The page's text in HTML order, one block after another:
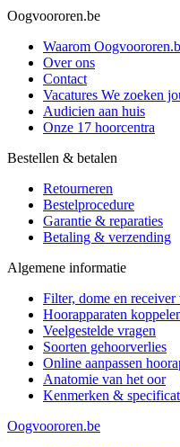
Oogvoororen.be
Waarom
Over ons
Contact
Vacatures We zoeken
Audicien aan huis
Onze 17 hoorcentra
Bestellen & betalen
Retourneren
Bestelprocedure
Garantie & reparaties
Betaling & verzending
Algemene informatie
Filter, dome en receiver
Hoorapparaten
Veelgestelde vragen
Soorten gehoorverlies
Online aanpassen
Anatomie van het oor
Kenmerken &
Oogvoororen.be